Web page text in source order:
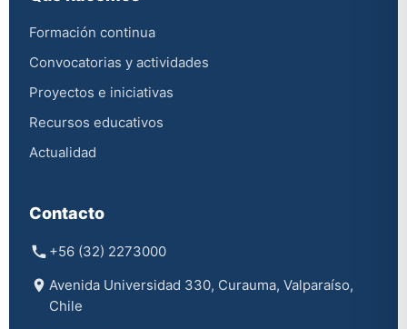
Formación continua
Convocatorias y actividades
Proyectos e iniciativas
Recursos educativos
Actualidad
Contacto
+56 (32) 2273000
Avenida Universidad 330, Curauma, Valparaíso,
Chile